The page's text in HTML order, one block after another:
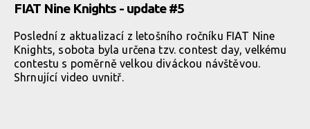
FIAT Nine Knights - update #5
Poslední z aktualizací z letošního ročníku FIAT Nine
Knights, sobota byla určena tzv. contest day, velkému
contestu s poměrně velkou diváckou návštěvou.
Shrnující video uvnitř.